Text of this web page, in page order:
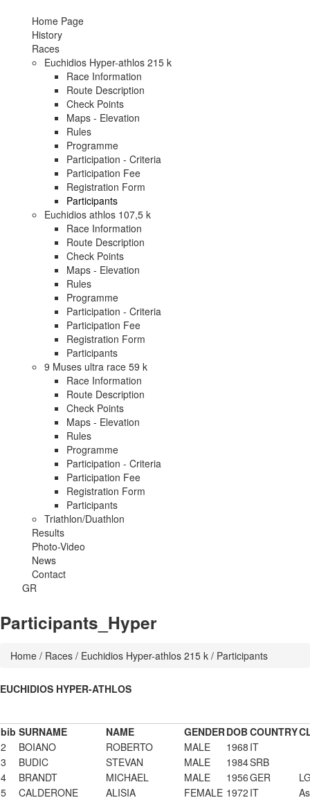
Home Page
History
Races
Euchidios Hyper-athlos 215 k
Race Information
Route Description
Check Points
Maps - Elevation
Rules
Programme
Participation - Criteria
Participation Fee
Registration Form
Participants
Euchidios athlos 107,5 k
Race Information
Route Description
Check Points
Maps - Elevation
Rules
Programme
Participation - Criteria
Participation Fee
Registration Form
Participants
9 Muses ultra race 59 k
Race Information
Route Description
Check Points
Maps - Elevation
Rules
Programme
Participation - Criteria
Participation Fee
Registration Form
Participants
Triathlon/Duathlon
Results
Photo-Video
News
Contact
GR
Participants_Hyper
Home / Races / Euchidios Hyper-athlos 215 k / Participants
EUCHIDIOS HYPER-ATHLOS
bib SURNAME NAME GENDERDOBCOUNTRY
2
BOIANO ROBERTO MALE 1968 IT
3
BUDIC STEVAN MALE 1984SRB
4
BRANDT MICHAEL MALE 1956GER
5
CALDERONE ALISIA FEMALE 1972 IT